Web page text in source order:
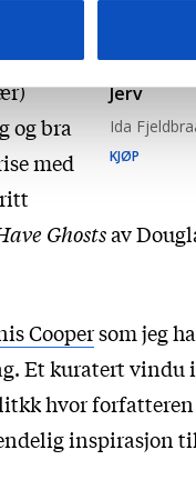
Jerv
Ida
KJØP
Vil
og bra
med
Ghostsav
Coopersom jeg
Et kuratert vindu
hvor forfatteren
inspirasjon